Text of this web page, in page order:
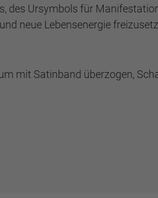
des Ursymbols für
neue Lebensenergie
mit Satinband überzogen,